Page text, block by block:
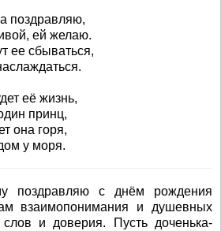
поздравляю,
ей желаю.
ее сбываться,
её жизнь,
принц,
она горя,
у моря.
поздравляю с днём рождения
взаимопонимания и душевных
слов и доверия. Пусть доченька-